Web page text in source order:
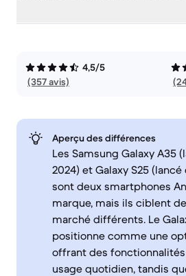
4,5/5
(357 avis)
Aperçu des différences
Les Samsung Galaxy A35
2024) et Galaxy S25
sont deux smartphones
marque, mais ils ciblent
marché différents. Le
positionne comme une
offrant des
usage quotidien, tandis